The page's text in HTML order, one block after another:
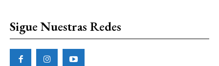
Sigue Nuestras Redes